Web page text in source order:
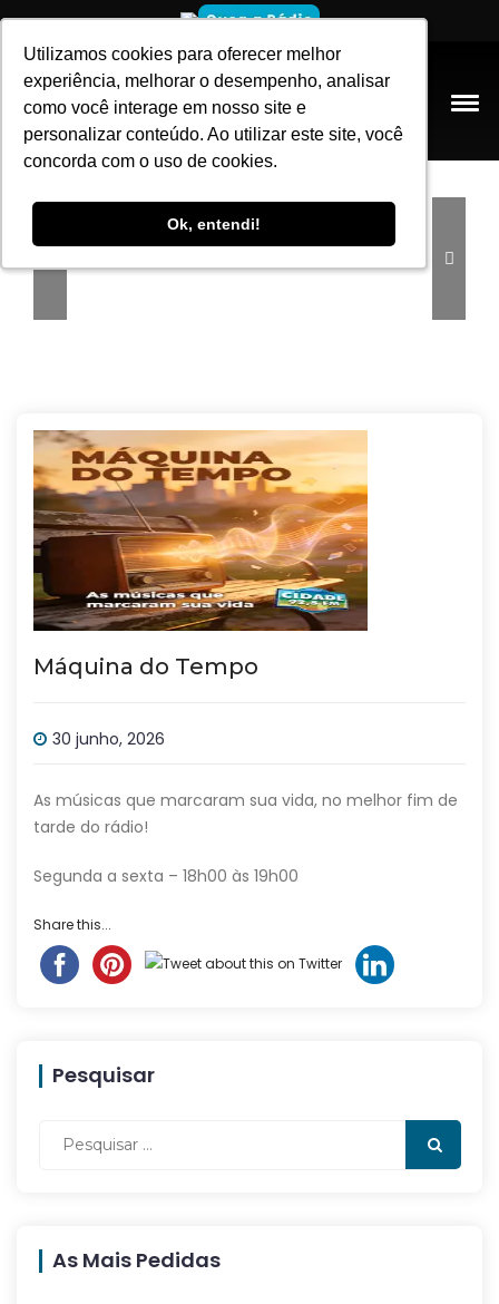
Utilizamos cookies para oferecer melhor
experiência, melhorar o desempenho, analisar
como você interage em nosso site e
personalizar conteúdo. Ao utilizar este site, você
concorda com o uso de cookies.
Ok, entendi!
Utilizamos cookies para oferecer melhor
experiência, melhorar o desempenho, analisar
como você interage em nosso site e
personalizar conteúdo. Ao utilizar este site, você
concorda com o uso de cookies.
Ok, entendi!
Máquina do Tempo
30 junho, 2026
As músicas que marcaram sua vida, no melhor fim de
tarde do rádio!
Segunda a sexta – 18h00 às 19h00
Share this...
Pesquisar
As Mais Pedidas